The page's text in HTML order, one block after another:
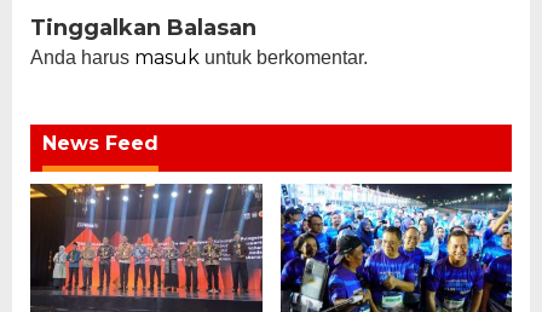
Tinggalkan Balasan
Anda harus masuk untuk berkomentar.
News Feed